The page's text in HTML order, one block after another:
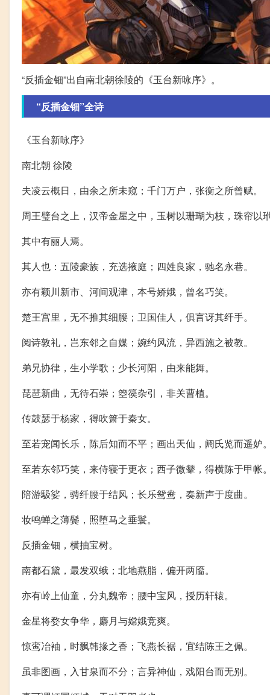
“反插金钿”出自南北朝徐陵的《玉台新咏序》。
“反插金钿”全诗
《玉台新咏序》
南北朝 徐陵
夫凌云概日，由余之所未窥；千门万户，张衡之所曾赋。
周王璧台之上，汉帝金屋之中，玉树以珊瑚为枝，珠帘以
其中有丽人焉。
其人也：五陵豪族，充选掖庭；四姓良家，驰名永巷。
亦有颖川新市、河间观津，本号娇娥，曾名巧笑。
楚王宫里，无不推其细腰；卫国佳人，俱言讶其纤手。
阅诗敦礼，岂东邻之自媒；婉约风流，异西施之被教。
弟兄协律，生小学歌；少长河阳，由来能舞。
琵琶新曲，无待石崇；箜篌杂引，非关曹植。
传鼓瑟于杨家，得吹箫于秦女。
至若宠闻长乐，陈后知而不平；画出天仙，阏氏览而遥妒
至若东邻巧笑，来侍寝于更衣；西子微颦，得横陈于甲帐
陪游馺娑，骋纤腰于结风；长乐鸳鸯，奏新声于度曲。
妆鸣蝉之薄鬓，照堕马之垂鬟。
反插金钿，横抽宝树。
南都石黛，最发双蛾；北地燕脂，偏开两靥。
亦有岭上仙童，分丸魏帝；腰中宝风，授历轩辕。
金星将婺女争华，麝月与嫦娥竞爽。
惊鸾冶袖，时飘韩掾之香；飞燕长裾，宜结陈王之佩。
虽非图画，入甘泉而不分；言异神仙，戏阳台而无别。